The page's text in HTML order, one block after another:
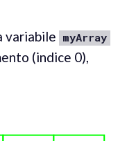
variabile myArray
(indice 0),